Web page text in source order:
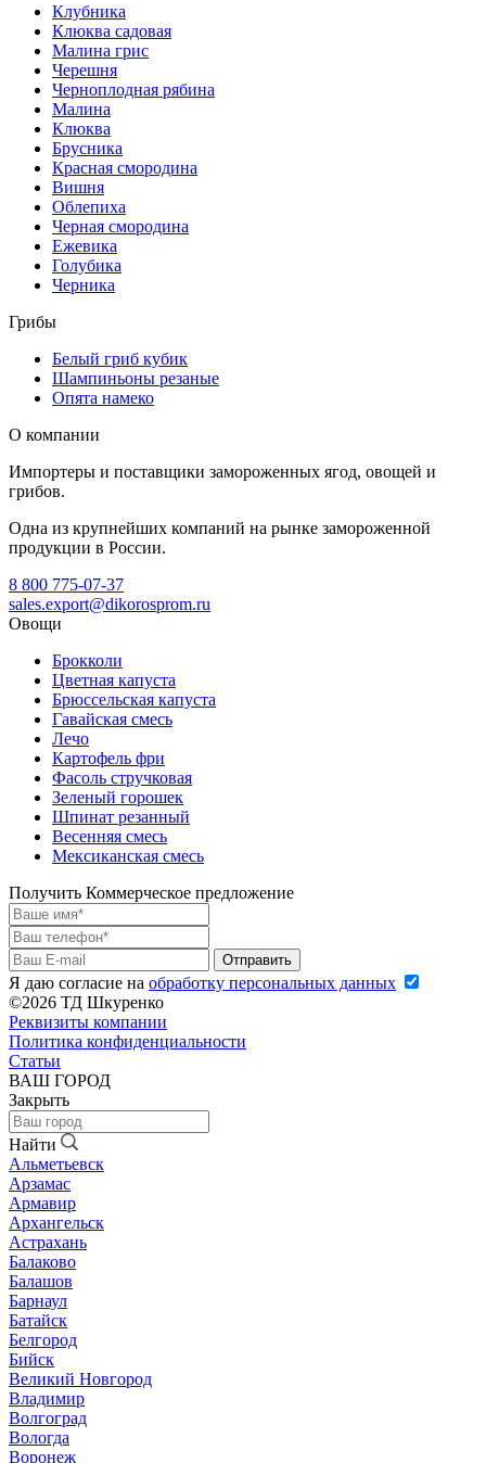
Клубника
Клюква садовая
Малина грис
Черешня
Черноплодная рябина
Малина
Клюква
Брусника
Красная смородина
Вишня
Облепиха
Черная смородина
Ежевика
Голубика
Черника
Грибы
Белый гриб кубик
Шампиньоны резаные
Опята намеко
О компании
Импортеры и поставщики замороженных ягод, овощей и
грибов.
Одна из крупнейших компаний на рынке замороженной
продукции в России.
8 800 775-07-37
sales.export@dikorosprom.ru
Овощи
Брокколи
Цветная капуста
Брюссельская капуста
Гавайская смесь
Лечо
Картофель фри
Фасоль стручковая
Зеленый горошек
Шпинат резанный
Весенняя смесь
Мексиканская смесь
Получить Коммерческое предложение
Я даю согласие на обработку персональных данных
©2026 ТД Шкуренко
Реквизиты компании
Политика конфиденциальности
Статьи
ВАШ ГОРОД
Закрыть
Найти
Альметьевск
Арзамас
Армавир
Архангельск
Астрахань
Балаково
Балашов
Барнаул
Батайск
Белгород
Бийск
Великий Новгород
Владимир
Волгоград
Вологда
Воронеж